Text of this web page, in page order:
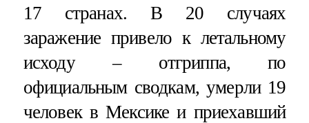
17 странах. В 20 случаях
заражение привело к летальному
исходу – отгриппа, по
официальным сводкам, умерли 19
человек в Мексике и приехавший